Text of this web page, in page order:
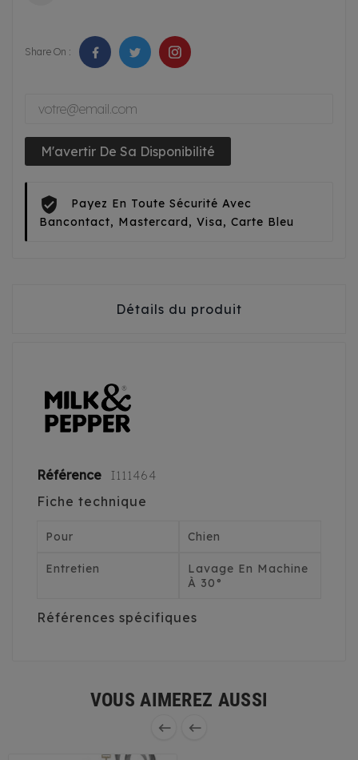
Share On :
M'avertir De Sa Disponibilité
Payez En Toute Sécurité Avec
Bancontact, Mastercard, Visa, Carte Bleu
Détails du produit
Référence I111464
Fiche technique
Pour Chien
Entretien
Lavage En Machine
À 30°
Références spécifiques
VOUS AIMEREZ AUSSI
 